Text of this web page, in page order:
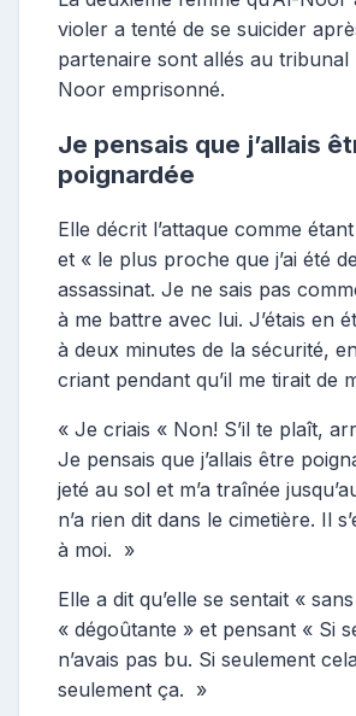
violer a tenté de se suicider
partenaire sont allés au
Noor emprisonné.
Je pensais que j’allais
poignardée
Elle décrit l’attaque comme
et « le plus proche que j’ai été
assassinat. Je ne sais pas
à me battre avec lui. J’étais en
à deux minutes de la sécurité,
criant pendant qu’il me tirait de
« Je criais « Non! S’il te plaît,
Je pensais que j’allais être
jeté au sol et m’a traînée
n’a rien dit dans le cimetière. Il
à moi. »
Elle a dit qu’elle se sentait «
« dégoûtante » et pensant « Si
n’avais pas bu. Si seulement
seulement ça. »